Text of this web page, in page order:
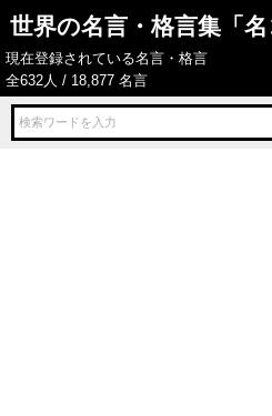
世界の名言・格言集「名
現在登録されている名言・格言
全632人 / 18,877 名言